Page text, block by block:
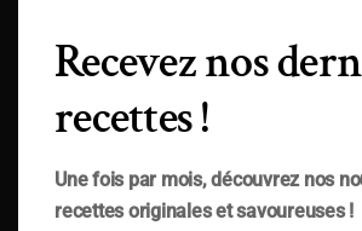
Recevez nos
recettes !
Une fois par mois, découvrez nos
recettes originales et savoureuses !